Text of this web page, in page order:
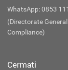
WhatsApp: 0853
(Directorate
Compliance)
Cermati